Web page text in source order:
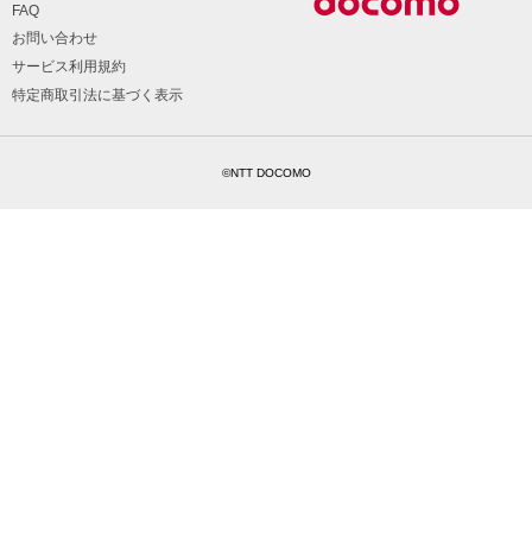
FAQ
お問い合わせ
サービス利用規約
特定商取引法に基づく表示
©NTT DOCOMO